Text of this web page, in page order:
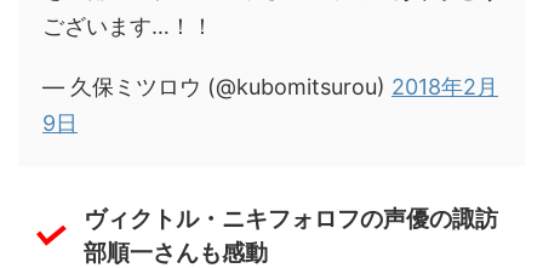
ございます…！！
— 久保ミツロウ (@kubomitsurou) 2018年2月
9日
ヴィクトル・ニキフォロフの声優の諏訪
部順一さんも感動